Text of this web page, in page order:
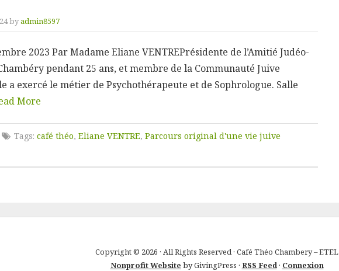
byadmin8597
2023 Par Madame Eliane VENTREPrésidente de l’Amitié Judéo-
pendant 25 ans, et membre de la Communauté Juive
a exercé le métier de Psychothérapeute et de Sophrologue. Salle
More
Tags: café théo, Eliane VENTRE, Parcours original d'une vie juive
Copyright © 2026 · All Rights Reserved · Café Théo Chambery – ETEL
Nonprofit Website by GivingPress · RSS Feed· Connexion